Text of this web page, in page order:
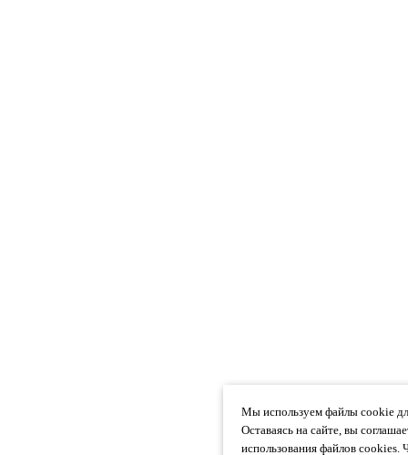
Мы используем файлы cookie
Оставаясь на сайте, вы
использования файлов cookies.